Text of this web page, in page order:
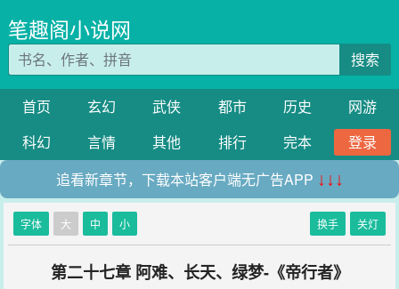
笔趣阁小说网
搜索
首页 玄幻 武侠 都市 历史
网游
科幻
言情 其他 排行 完本
登录
追看新章节，下载本站客户端无广告APP ↓↓↓
字体 大 中 小 换手 关灯
第二十七章 阿难、长天、绿梦-《帝行者》